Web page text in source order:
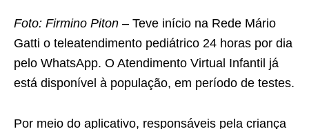
Foto: Firmino Piton – Teve início na Rede Mário
Gatti o teleatendimento pediátrico 24 horas por dia
pelo WhatsApp. O Atendimento Virtual Infantil já
está disponível à população, em período de testes.
Por meio do aplicativo, responsáveis pela criança